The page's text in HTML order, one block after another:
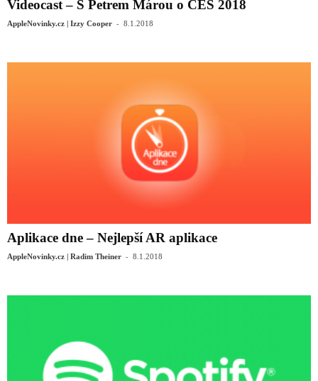
Videocast – S Petrem Márou o CES 2018
AppleNovinky.cz | Izzy Cooper - 8.1.2018
Aplikace dne – Nejlepší AR aplikace
AppleNovinky.cz | Radim Theiner - 8.1.2018